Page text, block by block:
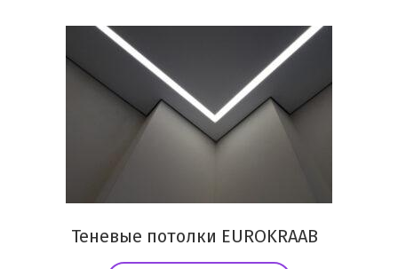
Теневые потолки EUROKRAAB